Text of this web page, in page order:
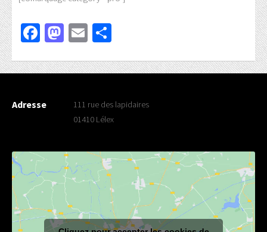
Facebook
Mastodon
Email
Adresse
111 rue des lapidaires
01410 Lélex